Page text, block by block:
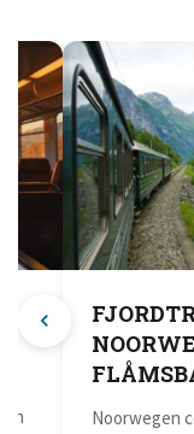
Noorwegen